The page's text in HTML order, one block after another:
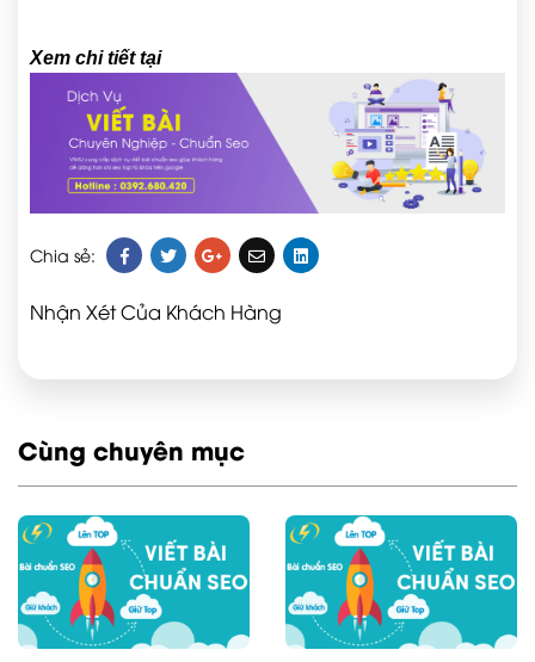
Xem chi tiết tại
Chia sẻ:
Nhận Xét Của Khách Hàng
Cùng chuyên mục